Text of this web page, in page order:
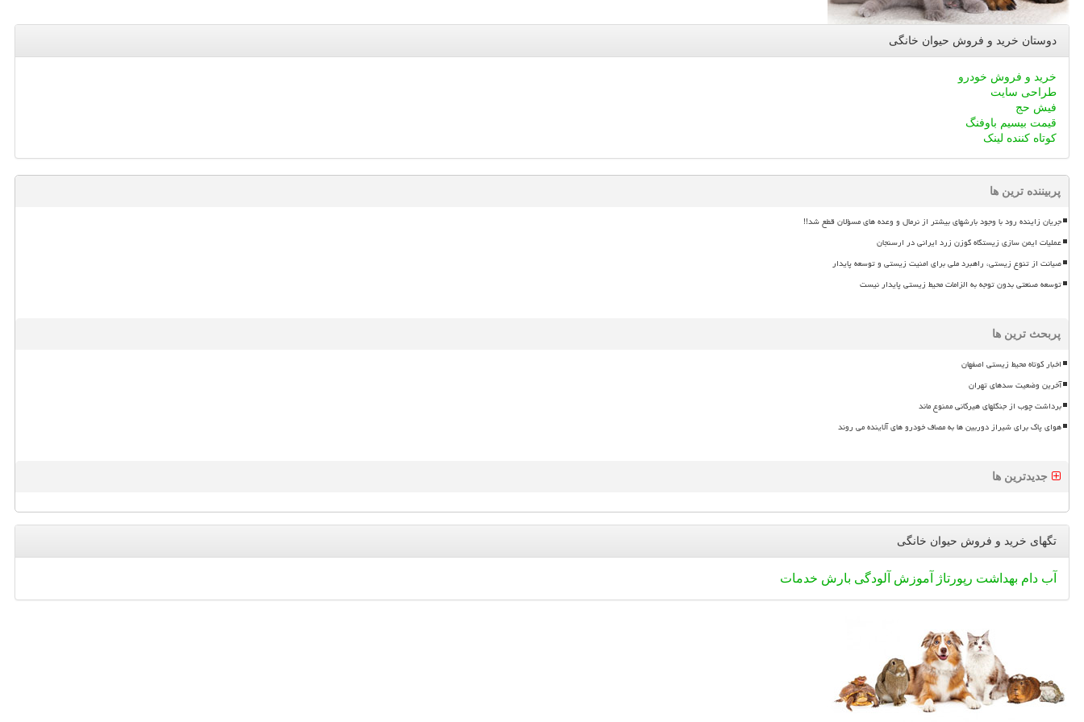
دوستان خرید و فروش حیوان خانگی
خرید و فروش خودرو
طراحی سایت
فیش حج
قیمت بیسیم باوفنگ
کوتاه کننده لینک
پربیننده ترین ها
جریان زاینده رود با وجود بارشهای بیشتر از نرمال و وعده های مسؤلان قطع شد!!
عملیات ایمن سازی زیستگاه گوزن زرد ایرانی در ارسنجان
صیانت از تنوع زیستی، راهبرد ملی برای امنیت زیستی و توسعه پایدار
توسعه صنعتی بدون توجه به الزامات محیط زیستی پایدار نیست
پربحث ترین ها
اخبار کوتاه محیط زیستی اصفهان
آخرین وضعیت سدهای تهران
برداشت چوب از جنگلهای هیرکانی ممنوع ماند
هوای پاک برای شیراز دوربین ها به مصاف خودرو های آلاینده می روند
جدیدترین ها
تگهای خرید و فروش حیوان خانگی
آب دام بهداشت رپورتاژ آموزش آلودگی بارش خدمات